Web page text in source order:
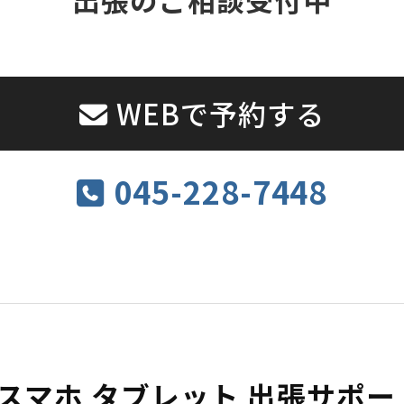
WEBで予約する
045-228-7448
マホ タブレット 出張サポ